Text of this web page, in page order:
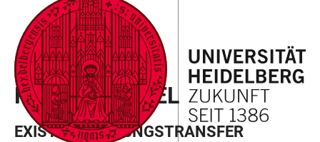
LINKS
ZUR
BARRIEREFREIHEIT
ZUM
HAUPTINHALT
HAUPTNAVIGATION
ÖFFNEN
WEBSEITENSUCHE
ÖFFNEN
GRÜNDUNG
FÖRDERMITTEL
EXIST-FORSCHUNGSTRANSFER